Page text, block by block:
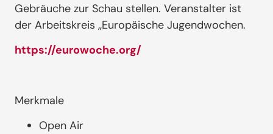
Gebräuche zur Schau stellen. Veranstalter ist
der Arbeitskreis „Europäische Jugendwochen.
https://eurowoche.org/
Merkmale
Open Air